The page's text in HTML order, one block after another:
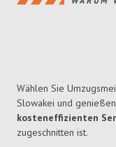
Wählen Sie
Slowakei und
kosteneffizienten
zugeschnitten ist.